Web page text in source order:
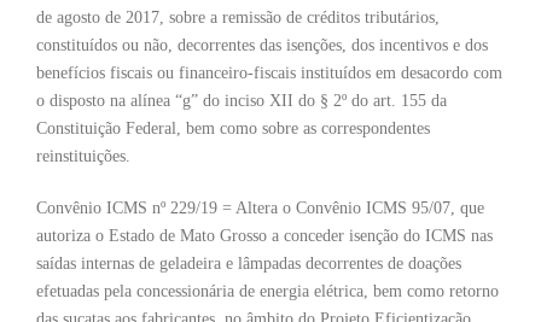
de agosto de 2017, sobre a remissão de créditos tributários,
constituídos ou não, decorrentes das isenções, dos incentivos e dos
benefícios fiscais ou financeiro-fiscais instituídos em desacordo com
o disposto na alínea “g” do inciso XII do § 2º do art. 155 da
Constituição Federal, bem como sobre as correspondentes
reinstituições.
Convênio ICMS nº 229/19 = Altera o Convênio ICMS 95/07, que
autoriza o Estado de Mato Grosso a conceder isenção do ICMS nas
saídas internas de geladeira e lâmpadas decorrentes de doações
efetuadas pela concessionária de energia elétrica, bem como retorno